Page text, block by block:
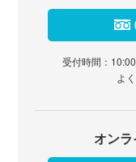
受付時間：
よ
オン